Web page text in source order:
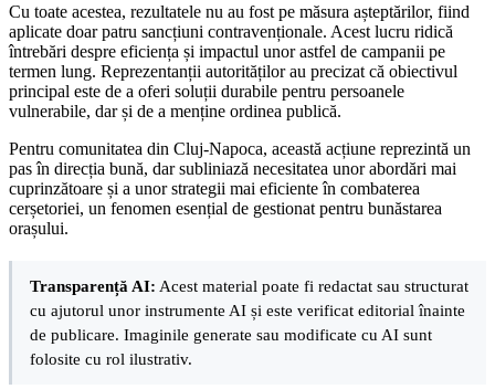
Cu toate acestea, rezultatele nu au fost pe măsura așteptărilor, fiind
aplicate doar patru sancțiuni contravenționale. Acest lucru ridică
întrebări despre eficiența și impactul unor astfel de campanii pe
termen lung. Reprezentanții autorităților au precizat că obiectivul
principal este de a oferi soluții durabile pentru persoanele
vulnerabile, dar și de a menține ordinea publică.
Pentru comunitatea din Cluj-Napoca, această acțiune reprezintă un
pas în direcția bună, dar subliniază necesitatea unor abordări mai
cuprinzătoare și a unor strategii mai eficiente în combaterea
cerșetoriei, un fenomen esențial de gestionat pentru bunăstarea
orașului.
Transparență AI: Acest material poate fi redactat sau structurat
cu ajutorul unor instrumente AI și este verificat editorial înainte
de publicare. Imaginile generate sau modificate cu AI sunt
folosite cu rol ilustrativ.